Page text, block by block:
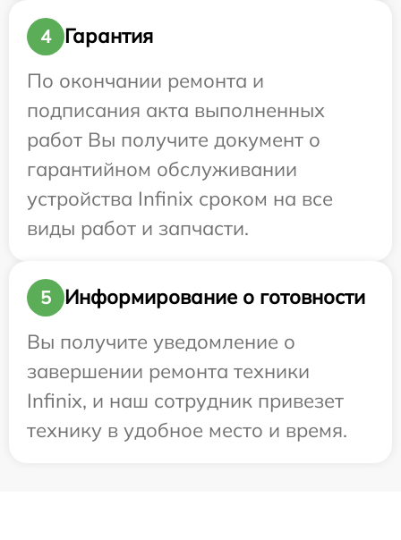
4
Гарантия
По окончании ремонта и
подписания акта выполненных
работ Вы получите документ о
гарантийном обслуживании
устройства Infinix сроком на все
виды работ и запчасти.
5
Информирование о готовности
Вы получите уведомление о
завершении ремонта техники
Infinix, и наш сотрудник привезет
технику в удобное место и время.